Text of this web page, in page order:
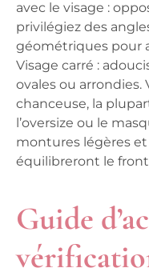
avec le visage :
privilégiez des
géométriques pour
Visage carré :
ovales ou arrondies.
chanceuse, la
l’oversize ou le
montures légères
équilibreront le
Guide